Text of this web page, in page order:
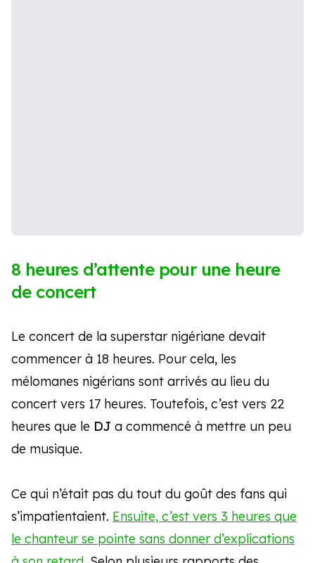
8 heures d’attente pour une heure
de concert
Le concert de la superstar nigériane devait
commencer à 18 heures. Pour cela, les
mélomanes nigérians sont arrivés au lieu du
concert vers 17 heures. Toutefois, c’est vers 22
heures que le DJ a commencé à mettre un peu
de musique.
Ce qui n’était pas du tout du goût des fans qui
s’impatientaient. Ensuite, c’est vers 3 heures que
le chanteur se pointe sans donner d’explications